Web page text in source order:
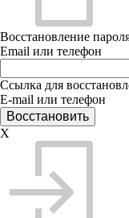
Восстановление
Email или телефон
Ссылка для
E-mail или телефон
X